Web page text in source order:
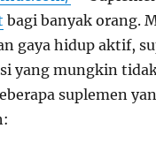
bagi banyak orang.
gaya hidup aktif,
yang mungkin
suplemen